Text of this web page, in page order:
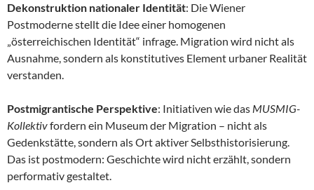
Dekonstruktion nationaler Identität: Die Wiener
Postmoderne stellt die Idee einer homogenen
„österreichischen Identität“ infrage. Migration wird nicht als
Ausnahme, sondern als konstitutives Element urbaner Realität
verstanden.
Postmigrantische Perspektive: Initiativen wie das MUSMIG-
Kollektivfordern ein Museum der Migration – nicht als
Gedenkstätte, sondern als Ort aktiver Selbsthistorisierung.
Das ist postmodern: Geschichte wird nicht erzählt, sondern
performativ gestaltet.